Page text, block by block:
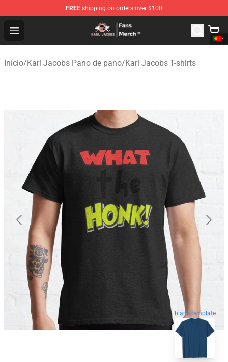
FREE shipping on orders over $100
Open menu
Karl Jacobs Store - Official Karl Jacobs Merchandise
Início/Karl Jacobs Pano de pano/Karl Jacobs T-shirts
blank template